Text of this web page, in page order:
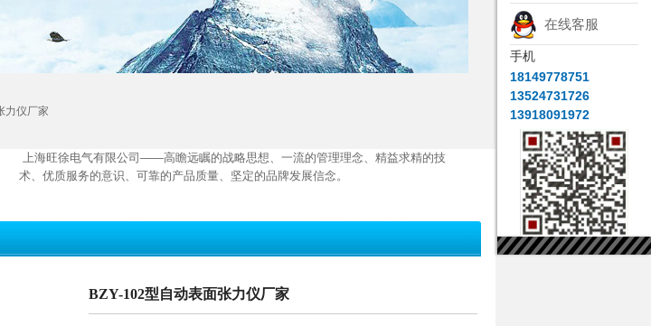
力仪厂家
上海旺徐电气有限公司——高瞻远瞩的战略思想、一流的管理理念、精益求精的技
术、优质服务的意识、可靠的产品质量、坚定的品牌发展信念。
BZY-102型自动表面张力仪厂家
在线客服
手机
18149778751
13524731726
13918091972